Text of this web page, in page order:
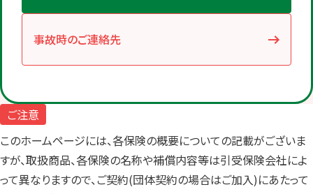
事故時のご連絡先
ご注意
このホームページには、各保険の概要についての記載がございま
すが、取扱商品、各保険の名称や補償内容等は引受保険会社によ
って異なりますので、ご契約(団体契約の場合はご加入)にあたって